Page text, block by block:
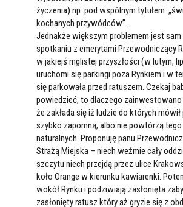
życzenia) np. pod wspólnym tytułem:
kochanych przywódców”.
Jednakże większym problemem jest sam
spotkaniu z emerytami Przewodniczący
w jakiejś mglistej przyszłości (w lutym,
uruchomi się parkingi poza Rynkiem i w
się parkowała przed ratuszem. Czekaj
powiedzieć, to dlaczego zainwestowano
że zakłada się iż ludzie do których
szybko zapomną, albo nie powtórzą tego
naturalnych. Proponuję panu
Strażą Miejska – niech weźmie cały
szczytu niech przejdą przez ulice
koło Orange w kierunku kawiarenki.
wokół Rynku i podziwiają zasłonięta
zasłonięty ratusz który aż gryzie się z